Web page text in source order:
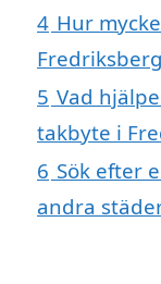
4 Hur
5 Vad
takbyte i
6 Sök efter
andra